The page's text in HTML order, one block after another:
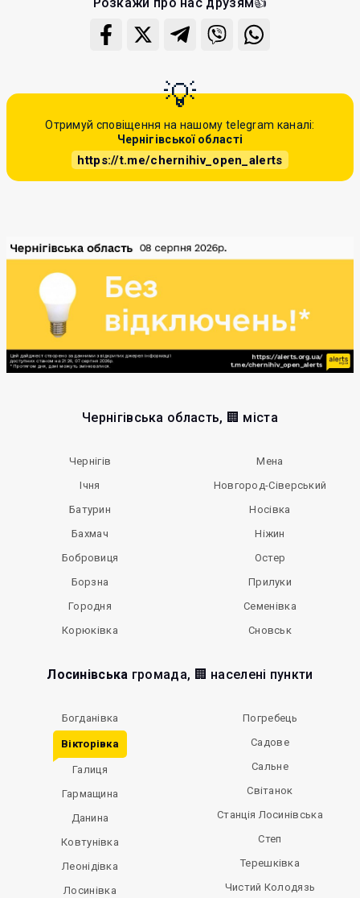
Отримуй сповіщення на нашому telegram каналі:
Чернігівської області
https://t.me/chernihiv_open_alerts
Чернігівська область, 🏢 міста
Чернігів
Ічня
Батурин
Бахмач
Бобровиця
Борзна
Городня
Корюківка
Мена
Новгород-Сіверський
Носівка
Ніжин
Остер
Прилуки
Семенівка
Сновськ
Лосинівська громада, 🏢 населені пункти
Богданівка
Вікторівка
Галиця
Гармащина
Данина
Ковтунівка
Леонідівка
Лосинівка
Погребець
Садове
Сальне
Світанок
Станція Лосинівська
Степ
Терешківка
Чистий Колодязь